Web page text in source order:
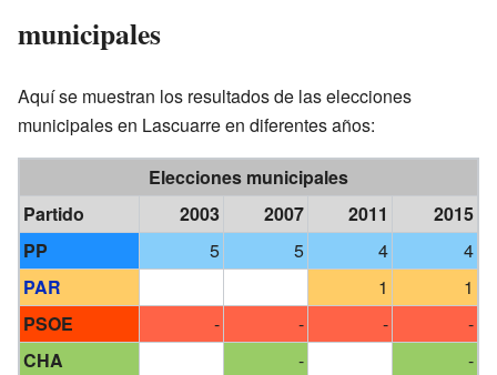
municipales
Aquí se muestran los resultados de las elecciones
municipales en Lascuarre en diferentes años:
Elecciones municipales
Partido
2003 2007 2011
2015
PP
5 5 4
4
PAR
1
1
PSOE
- - -
-
CHA
-
-